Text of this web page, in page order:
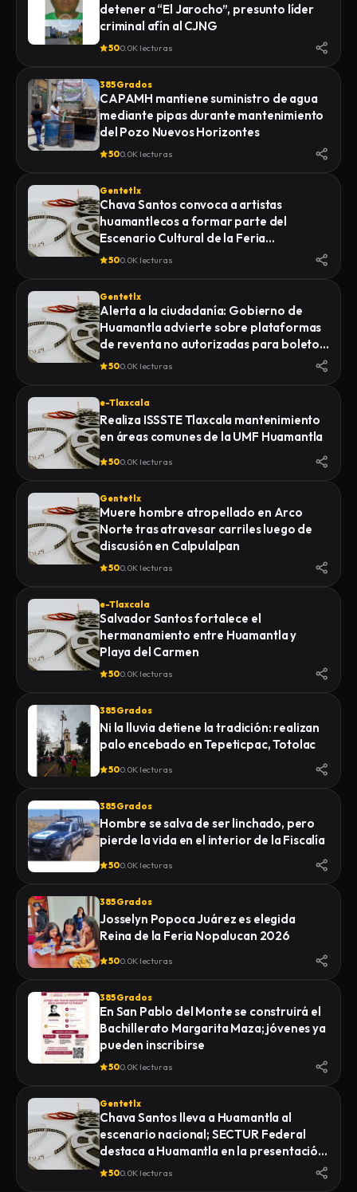
LA FISCALÍA GENERAL DE JUSTICIA DEL
ESTADO (FGJE) INICIÓ UNA CARPETA DE
INVESTIGACIÓN POR EL DELITO DE
HOMICIDIO CALIFICADO EN CONTRA DE
QUIEN O QUIENES RESULTEN
RESPONSABLES
detener a “El Jarocho”, presunto líder
criminal afín al CJNG
500.0K lecturas
385 Grados
CAPAMH mantiene suministro de agua
mediante pipas durante mantenimiento
del Pozo Nuevos Horizontes
500.0K lecturas
Gentetlx
Chava Santos convoca a artistas
huamantlecos a formar parte del
Escenario Cultural de la Feria
Internacional del Arte Efímero y la Dalia
500.0K lecturas
Gentetlx
Alerta a la ciudadanía: Gobierno de
Huamantla advierte sobre plataformas
de reventa no autorizadas para boletos
de la Feria 2026
500.0K lecturas
e-Tlaxcala
Realiza ISSSTE Tlaxcala mantenimiento
en áreas comunes de la UMF Huamantla
500.0K lecturas
Gentetlx
Muere hombre atropellado en Arco
Norte tras atravesar carriles luego de
discusión en Calpulalpan
500.0K lecturas
e-Tlaxcala
Salvador Santos fortalece el
hermanamiento entre Huamantla y
Playa del Carmen
500.0K lecturas
385 Grados
Ni la lluvia detiene la tradición: realizan
palo encebado en Tepeticpac, Totolac
500.0K lecturas
385 Grados
Hombre se salva de ser linchado, pero
pierde la vida en el interior de la Fiscalía
500.0K lecturas
385 Grados
Josselyn Popoca Juárez es elegida
Reina de la Feria Nopalucan 2026
500.0K lecturas
385 Grados
En San Pablo del Monte se construirá el
Bachillerato Margarita Maza; jóvenes ya
pueden inscribirse
500.0K lecturas
Gentetlx
Chava Santos lleva a Huamantla al
escenario nacional; SECTUR Federal
destaca a Huamantla en la presentación
de su feria 2026
500.0K lecturas